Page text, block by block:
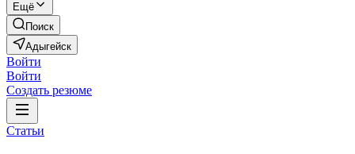
Ещё
Поиск
Адыгейск
Войти
Войти
Создать резюме
Статьи